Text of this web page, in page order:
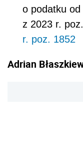
o podatku od
z 2023 r.
r. poz. 1852
Adrian